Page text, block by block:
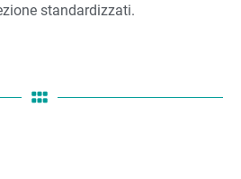
standardizzati.